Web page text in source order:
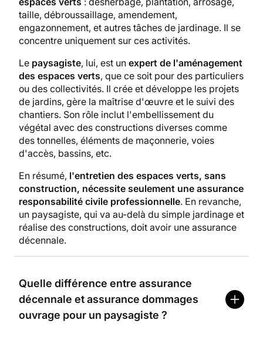
taille, débroussaillage, amendement,
engazonnement, et autres tâches de jardinage. Il se
concentre uniquement sur ces activités.
Le paysagiste, lui, est un expert de l'aménagement
des espaces verts, que ce soit pour des particuliers
ou des collectivités. Il crée et développe les projets
de jardins, gère la maîtrise d'œuvre et le suivi des
chantiers. Son rôle inclut l'embellissement du
végétal avec des constructions diverses comme
des tonnelles, éléments de maçonnerie, voies
d'accès, bassins, etc.
En résumé, l'entretien des espaces verts, sans
construction, nécessite seulement une assurance
responsabilité civile professionnelle. En revanche,
un paysagiste, qui va au-delà du simple jardinage et
réalise des constructions, doit avoir une assurance
décennale.
Quelle différence entre assurance
décennale et assurance dommages
ouvrage pour un paysagiste ?